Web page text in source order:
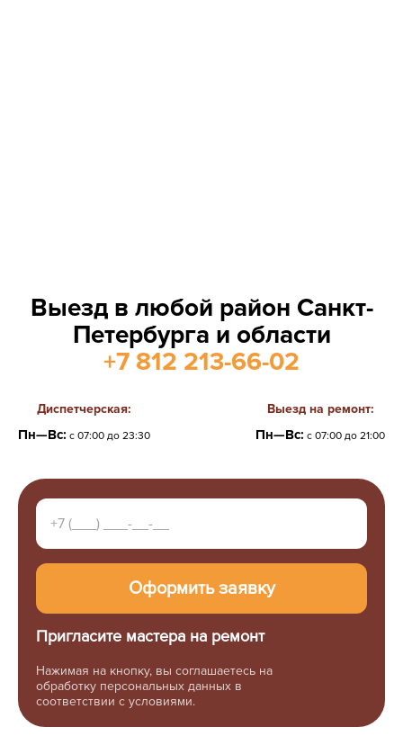
Выезд в любой район Санкт-
Петербурга и области
+7 812 213-66-02
Диспетчерская:
Пн—Вс: с 07:00 до 23:30
Выезд на ремонт:
Пн—Вс: с 07:00 до 21:00
Пригласите мастера на ремонт
Нажимая на кнопку, вы соглашаетесь на
обработку персональных данных в
соответствии с условиями.